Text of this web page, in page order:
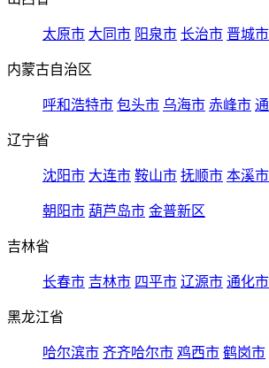
太原市 大同市 阳泉市 长治市 晋城市
内蒙古自治区
呼和浩特市 包头市 乌海市 赤峰市
辽宁省
沈阳市 大连市 鞍山市 抚顺市 本溪市
朝阳市 葫芦岛市 金普新区
吉林省
长春市 吉林市 四平市 辽源市 通化市
黑龙江省
哈尔滨市 齐齐哈尔市 鸡西市 鹤岗市